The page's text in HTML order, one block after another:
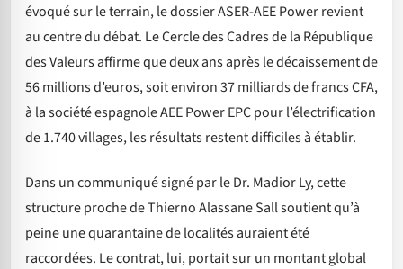
évoqué sur le terrain, le dossier ASER-AEE Power revient
au centre du débat. Le Cercle des Cadres de la République
des Valeurs affirme que deux ans après le décaissement de
56 millions d’euros, soit environ 37 milliards de francs CFA,
à la société espagnole AEE Power EPC pour l’électrification
de 1.740 villages, les résultats restent difficiles à établir.
Dans un communiqué signé par le Dr. Madior Ly, cette
structure proche de Thierno Alassane Sall soutient qu’à
peine une quarantaine de localités auraient été
raccordées. Le contrat, lui, portait sur un montant global